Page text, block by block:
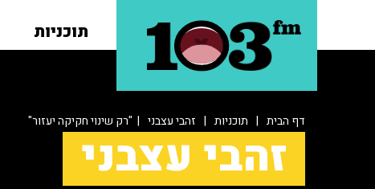
תוכניות
דף הבית | תוכניות | זהבי עצבני | "רק שינוי חקיקה יעזור"
זהבי עצבני